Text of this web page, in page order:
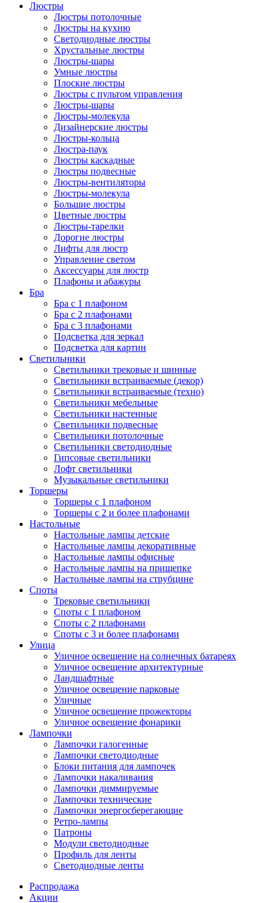
Люстры
Люстры потолочные
Люстры на кухню
Светодиодные люстры
Хрустальные люстры
Люстры-шары
Умные люстры
Плоские люстры
Люстры с пультом управления
Люстры-шары
Люстры-молекула
Дизайнерские люстры
Люстры-кольца
Люстра-паук
Люстры каскадные
Люстры подвесные
Люстры-вентиляторы
Люстры-молекула
Большие люстры
Цветные люстры
Люстры-тарелки
Дорогие люстры
Лифты для люстр
Управление светом
Аксессуары для люстр
Плафоны и абажуры
Бра
Бра с 1 плафоном
Бра с 2 плафонами
Бра с 3 плафонами
Подсветка для зеркал
Подсветка для картин
Светильники
Светильники трековые и шинные
Светильники встраиваемые (декор)
Светильники встраиваемые (техно)
Светильники мебельные
Светильники настенные
Светильники подвесные
Светильники потолочные
Светильники светодиодные
Гипсовые светильники
Лофт светильники
Музыкальные светильники
Торшеры
Торшеры с 1 плафоном
Торшеры с 2 и более плафонами
Настольные
Настольные лампы детские
Настольные лампы декоративные
Настольные лампы офисные
Настольные лампы на прищепке
Настольные лампы на струбцине
Споты
Трековые светильники
Споты с 1 плафоном
Споты с 2 плафонами
Споты с 3 и более плафонами
Улица
Уличное освещение на солнечных батареях
Уличное освещение архитектурные
Ландшафтные
Уличное освещение парковые
Уличные
Уличное освещение прожекторы
Уличное освещение фонарики
Лампочки
Лампочки галогенные
Лампочки светодиодные
Блоки питания для лампочек
Лампочки накаливания
Лампочки диммируемые
Лампочки технические
Лампочки энергосберегающие
Ретро-лампы
Патроны
Модули светодиодные
Профиль для ленты
Светодиодные ленты
Распродажа
Акции